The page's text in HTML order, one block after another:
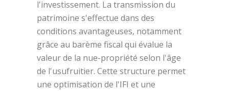
l'investissement. La transmission du
patrimoine s'effectue dans des
conditions avantageuses, notamment
grâce au barème fiscal qui évalue la
valeur de la nue-propriété selon l'âge
de l'usufruitier. Cette structure permet
une optimisation de l'IFI et une